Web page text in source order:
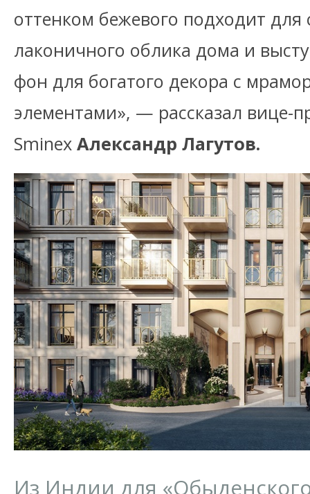
оттенком бежевого подходит для
лаконичного облика дома и
фон для богатого декора с
элементами», — рассказал вице-
Sminex Александр Лагутов.
Из Индии для